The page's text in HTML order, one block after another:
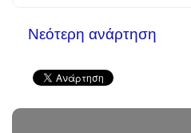
Νεότερη ανάρτηση